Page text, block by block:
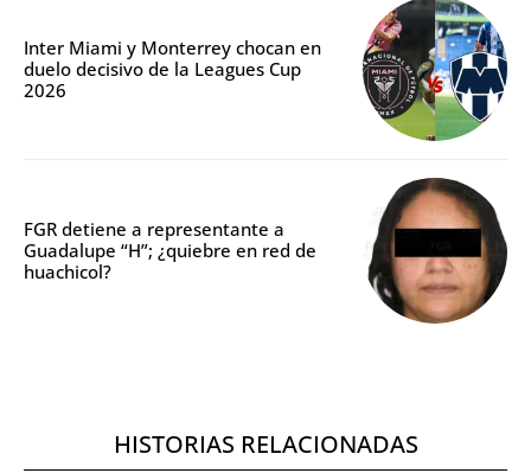
Inter Miami y Monterrey chocan en
duelo decisivo de la Leagues Cup
2026
FGR detiene a representante a
Guadalupe “H”; ¿quiebre en red de
huachicol?
HISTORIAS RELACIONADAS